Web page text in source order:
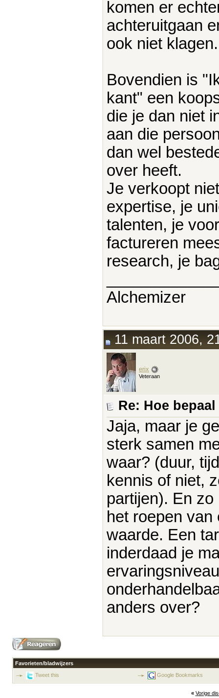
komen er
achteruitgaan
ook niet klagen.
Bovendien is
kant" een
die je dan niet
aan die
dan wel
over heeft.
Je verkoopt
expertise, je
talenten, je
factureren
research, je
Alchemizer
11 maart 2006,
erix
Veteraan
Re: Hoe
Jaja, maar je
sterk samen
waar? (duur,
kennis of niet,
partijen). En
het roepen
waarde. Een
inderdaad je
anders over?
Favorieten/bladwijzers
Tweet this
Google Bookmarks
« Vorige